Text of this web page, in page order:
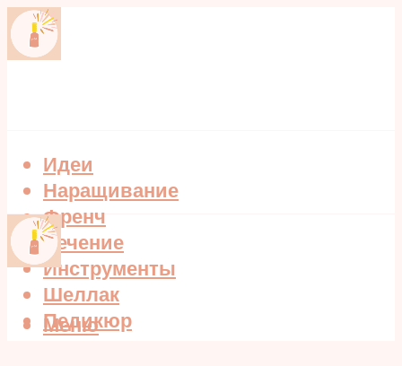
Идеи
Наращивание
Френч
Лечение
Инструменты
Шеллак
Педикюр
Меню